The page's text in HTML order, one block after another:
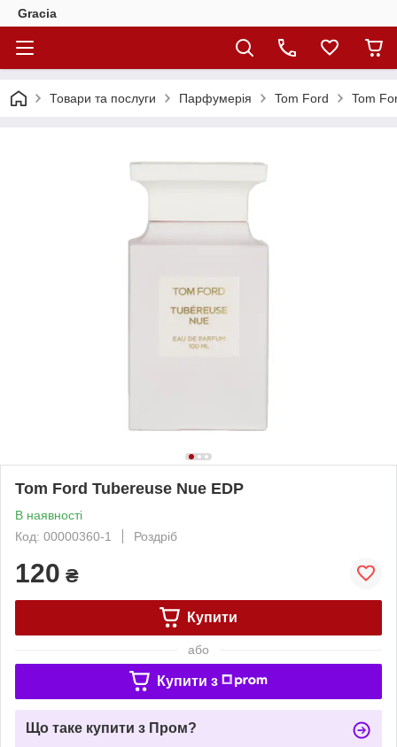
Gracia
Товари та послуги Парфумерія Tom Ford Tom
Tom Ford Tubereuse Nue EDP
В наявності
Код: 00000360-1
Роздріб
120 ₴
Купити
або
Купити з
Що таке купити з Пром?